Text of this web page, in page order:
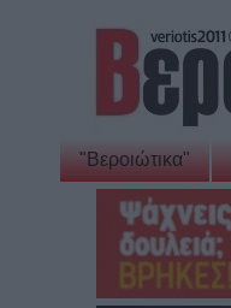
"Βεροιώτικα"